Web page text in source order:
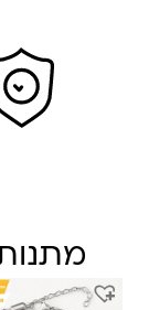
המקורי
הנוכחי